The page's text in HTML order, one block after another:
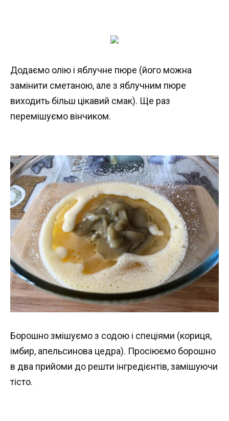
Додаємо олію і яблучне пюре (його можна
замінити сметаною, але з яблучним пюре
виходить більш цікавий смак). Ще раз
перемішуємо вінчиком.
Борошно змішуємо з содою і спеціями (кориця,
імбир, апельсинова цедра). Просіюємо борошно
в два прийоми до решти інгредієнтів, замішуючи
тісто.